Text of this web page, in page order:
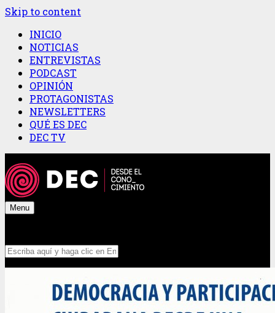
Skip to content
INICIO
NOTICIAS
ENTREVISTAS
PODCAST
OPINIÓN
PROTAGONISTAS
NEWSLETTERS
QUÉ ES DEC
DEC TV
Menu